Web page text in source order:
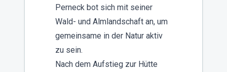
Perneck bot sich mit seiner
Wald- und Almlandschaft an, um
gemeinsame in der Natur aktiv
zu sein.
Nach dem Aufstieg zur Hütte